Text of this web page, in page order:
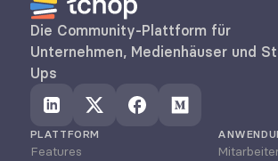
Die Community-Plattform für
Unternehmen, Medienhäuser und
Ups
PLATTFORM
Features